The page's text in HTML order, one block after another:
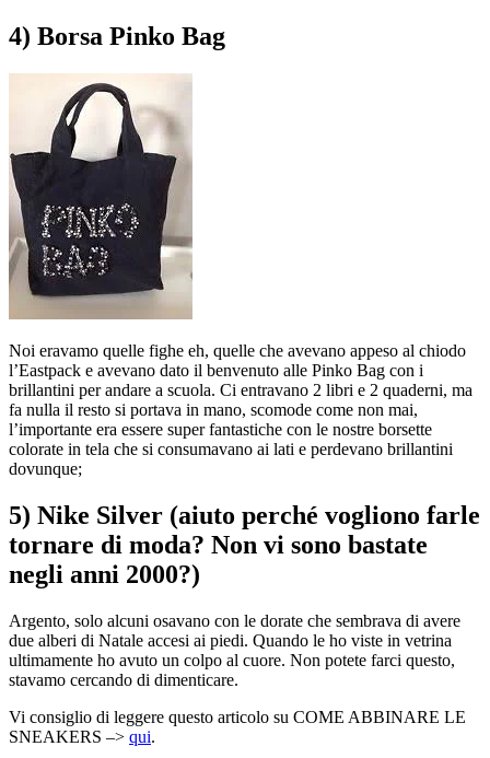
4) Borsa Pinko Bag
Noi eravamo quelle fighe eh, quelle che avevano appeso al chiodo
l’Eastpack e avevano dato il benvenuto alle Pinko Bag con i
brillantini per andare a scuola. Ci entravano 2 libri e 2 quaderni, ma
fa nulla il resto si portava in mano, scomode come non mai,
l’importante era essere super fantastiche con le nostre borsette
colorate in tela che si consumavano ai lati e perdevano brillantini
dovunque;
5) Nike Silver (aiuto perché vogliono farle
tornare di moda? Non vi sono bastate
negli anni 2000?)
Argento, solo alcuni osavano con le dorate che sembrava di avere
due alberi di Natale accesi ai piedi. Quando le ho viste in vetrina
ultimamente ho avuto un colpo al cuore. Non potete farci questo,
stavamo cercando di dimenticare.
Vi consiglio di leggere questo articolo su COME ABBINARE LE
SNEAKERS –> qui.